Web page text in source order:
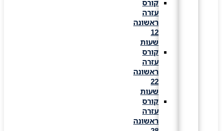
קורס
עזרה
ראשונה
שעות
קורס
עזרה
ראשונה
שעות
קורס
עזרה
ראשונה